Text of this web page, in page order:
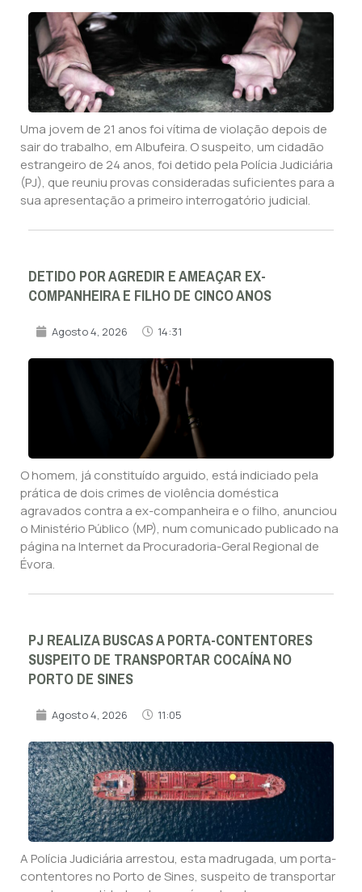
Uma jovem de 21 anos foi vítima de violação depois de
sair do trabalho, em Albufeira. O suspeito, um cidadão
estrangeiro de 24 anos, foi detido pela Polícia Judiciária
(PJ), que reuniu provas consideradas suficientes para a
sua apresentação a primeiro interrogatório judicial.
DETIDO POR AGREDIR E AMEAÇAR EX-
COMPANHEIRA E FILHO DE CINCO ANOS
Agosto 4, 2026 14:31
O homem, já constituído arguido, está indiciado pela
prática de dois crimes de violência doméstica
agravados contra a ex-companheira e o filho, anunciou
o Ministério Público (MP), num comunicado publicado na
página na Internet da Procuradoria-Geral Regional de
Évora.
PJ REALIZA BUSCAS A PORTA-CONTENTORES
SUSPEITO DE TRANSPORTAR COCAÍNA NO
PORTO DE SINES
Agosto 4, 2026 11:05
A Polícia Judiciária arrestou, esta madrugada, um porta-
contentores no Porto de Sines, suspeito de transportar